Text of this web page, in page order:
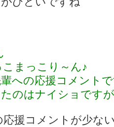
まっこり～ん♪
への応援コメント
のはナイショです
援コメントが少な